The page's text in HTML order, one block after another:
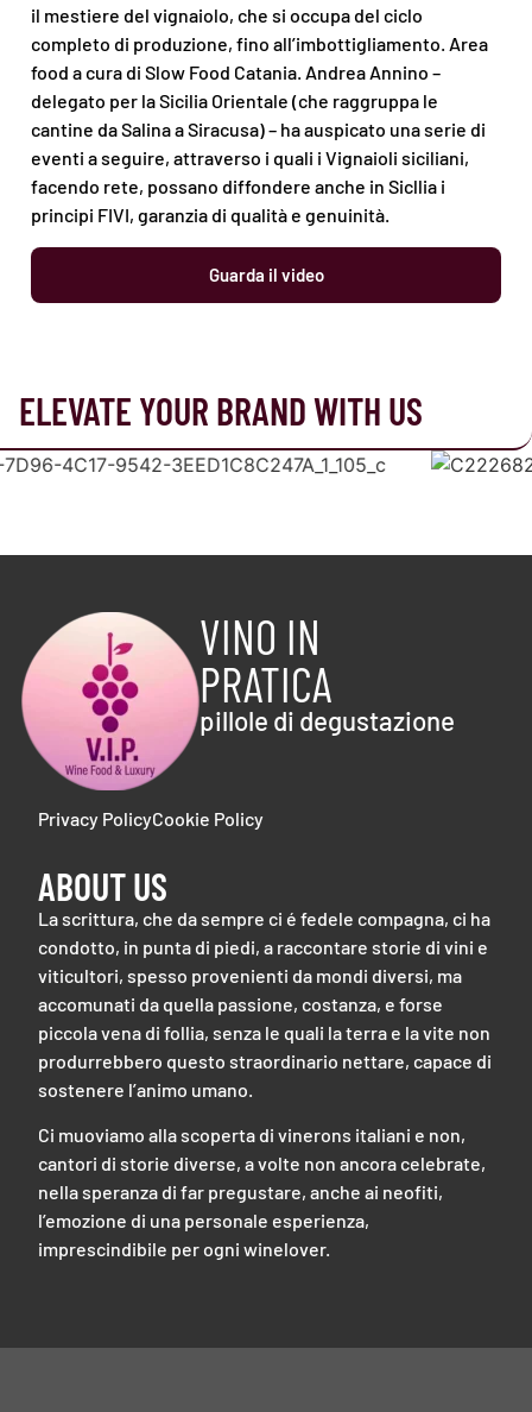
il mestiere del vignaiolo, che si occupa del ciclo
completo di produzione, fino all’imbottigliamento. Area
food a cura di Slow Food Catania. Andrea Annino –
delegato per la Sicilia Orientale (che raggruppa le
cantine da Salina a Siracusa) – ha auspicato una serie di
eventi a seguire, attraverso i quali i Vignaioli siciliani,
facendo rete, possano diffondere anche in Sicllia i
principi FIVI, garanzia di qualità e genuinità.
Guarda il video
ELEVATE YOUR BRAND WITH US
VINO IN
PRATICA
pillole di degustazione
Privacy PolicyCookie Policy
ABOUT US
La scrittura, che da sempre ci é fedele compagna, ci ha
condotto, in punta di piedi, a raccontare storie di vini e
viticultori, spesso provenienti da mondi diversi, ma
accomunati da quella passione, costanza, e forse
piccola vena di follia, senza le quali la terra e la vite non
produrrebbero questo straordinario nettare, capace di
sostenere l’animo umano.
Ci muoviamo alla scoperta di vinerons italiani e non,
cantori di storie diverse, a volte non ancora celebrate,
nella speranza di far pregustare, anche ai neofiti,
l’emozione di una personale esperienza,
imprescindibile per ogni winelover.